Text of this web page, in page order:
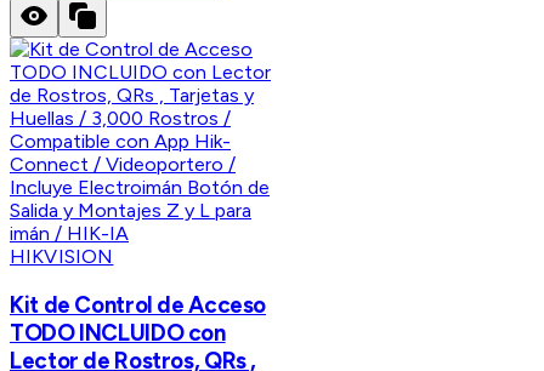
HIKVISION
Kit de Control de Acceso
TODO INCLUIDO con
Lector de Rostros, QRs ,